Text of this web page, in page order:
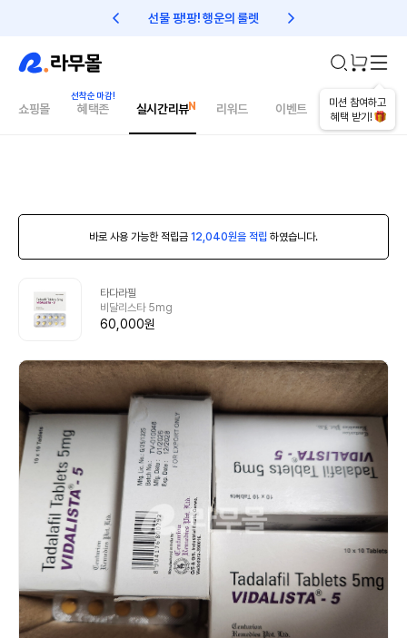
선물 팡!팡! 행운의 룰렛 친구초대 1만원 리워드!
미션 참여하고
혜택 받기!
쇼핑몰 혜택존 실시간리뷰 리워드 이벤트 건강매거진
바로 사용 가능한 적립금 12,040원을 적립 하였습니다.
타다라필
비달리스타 5mg
60,000원